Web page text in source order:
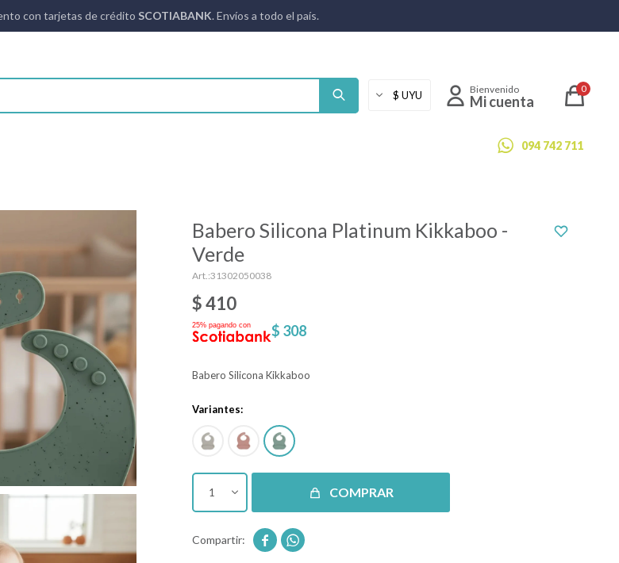
con tarjetas de crédito SCOTIABANK. Envíos a todo el país.
094 742 711
0
Babero Silicona Platinum Kikkaboo -
Verde
31302050038
$410
$ 308
Babero Silicona Kikkaboo
Variantes:
1 COMPRAR
 